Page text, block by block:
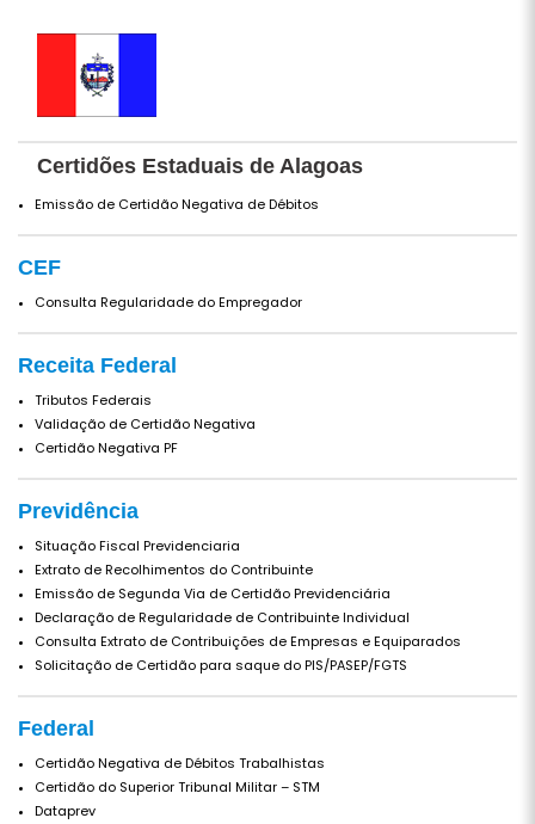
Certidões Estaduais de Alagoas
Emissão de Certidão Negativa de Débitos
CEF
Consulta Regularidade do Empregador
Receita Federal
Tributos Federais
Validação de Certidão Negativa
Certidão Negativa PF
Previdência
Situação Fiscal Previdenciaria
Extrato de Recolhimentos do Contribuinte
Emissão de Segunda Via de Certidão Previdenciária
Declaração de Regularidade de Contribuinte Individual
Consulta Extrato de Contribuições de Empresas e Equiparados
Solicitação de Certidão para saque do PIS/PASEP/FGTS
Federal
Certidão Negativa de Débitos Trabalhistas
Certidão do Superior Tribunal Militar – STM
Dataprev